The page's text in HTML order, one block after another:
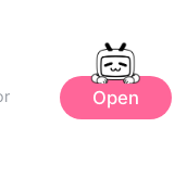
08:48
】80年代中国童年丨你
丨秋山亮二
Open